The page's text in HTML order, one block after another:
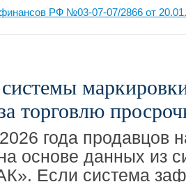
РФ №03-07-07/2866 от
торговлю
года продавцов
основе данных из
Если система